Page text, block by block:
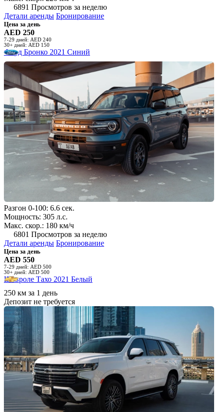
6891 Просмотров за неделю
Детали аренды Бронирование
Цена за день
AED 250
7-29 дней: AED 240
30+ дней: AED 150
Форд Бронко 2021 Синий
Разгон 0-100: 6.6 сек.
Мощность: 305 л.с.
Макс. скор.: 180 км/ч
6801 Просмотров за неделю
Детали аренды Бронирование
Цена за день
AED 550
7-29 дней: AED 500
30+ дней: AED 500
Шевроле Тахо 2021 Белый
250 км за 1 день
Депозит не требуется